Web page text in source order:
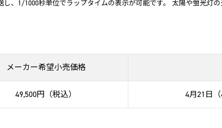
し、1/1000秒単位でラップタイムの表示が可能です。 太陽や蛍光灯
メーカー希望小売価格
49,500円（税込） 4月21日